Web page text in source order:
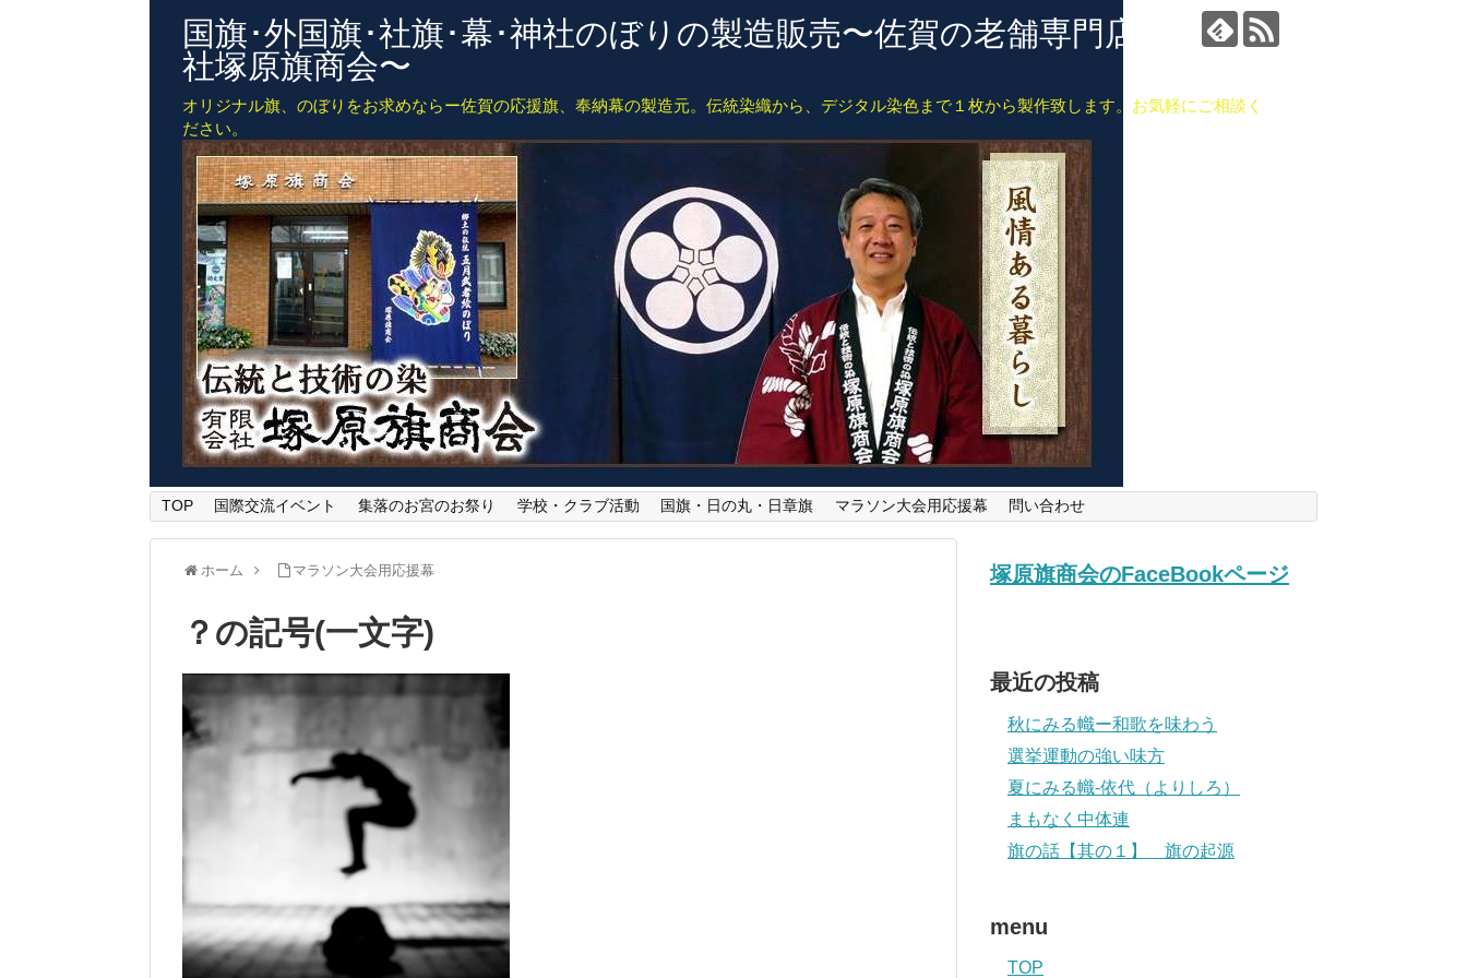
国旗･外国旗･社旗･幕･神社のぼりの製造販売〜佐賀の老舗専門店：有限会
社塚原旗商会〜
オリジナル旗、のぼりをお求めならー佐賀の応援旗、奉納幕の製造元。伝統染織から、デジタル染色まで１枚から製作致します。お気軽にご相談く
ださい。
TOP 国際交流イベント 集落のお宮のお祭り 学校・クラブ活動 国旗・日の丸・日章旗 マラソン大会用応援幕 問い合わせ
ホーム マラソン大会用応援幕
？の記号(一文字)
塚原旗商会のFaceBookページ
最近の投稿
秋にみる幟ー和歌を味わう
選挙運動の強い味方
夏にみる幟-依代（よりしろ）
まもなく中体連
旗の話【其の１】 旗の起源
menu
TOP